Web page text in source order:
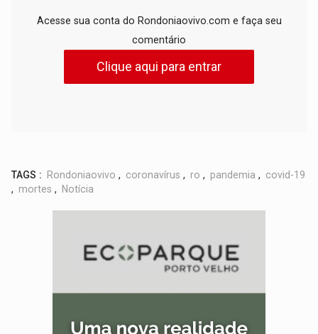
Acesse sua conta do Rondoniaovivo.com e faça seu
comentário
Clique aqui para entrar
TAGS : Rondoniaovivo , coronavírus , ro , pandemia , covid-19
, mortes , Notícia